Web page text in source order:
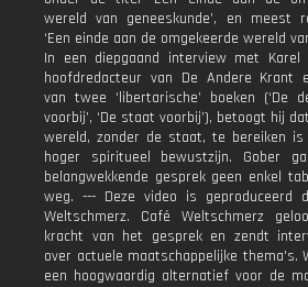
wereld van geneeskunde’, en meest
‘Een einde aan de omgekeerde wereld
In een diepgaand interview met Karel
hoofdredacteur van De Andere Krant
van twee ‘libertarische’ boeken (‘De
voorbij’, ‘De staat voorbij’), betoogt hij
wereld, zonder de staat, te bereiken
hoger spiritueel bewustzijn. Gober
belangwekkende gesprek geen enkel
weg. --- Deze video is geproduceerd
Weltschmerz. Café Weltschmerz
kracht van het gesprek en zendt
over actuele maatschappelijke thema's.
een hoogwaardig alternatief voor de